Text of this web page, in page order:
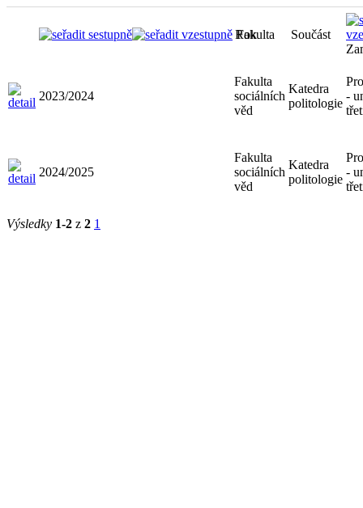
Rok
Fakulta
Součást
2023/2024
Fakulta
sociálních
věd
Katedra
politologie
-
2024/2025
Fakulta
sociálních
věd
Katedra
politologie
-
Výsledky 1-2 z 2 1